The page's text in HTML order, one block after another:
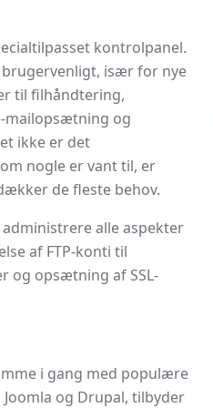
kontrolpanel.
især for nye
til filhåndtering,
mailopsætning og
ikke er det
nogle er vant til, er
de fleste behov.
alle aspekter
af FTP-konti til
og opsætning af SSL-
i gang med populære
og Drupal, tilbyder